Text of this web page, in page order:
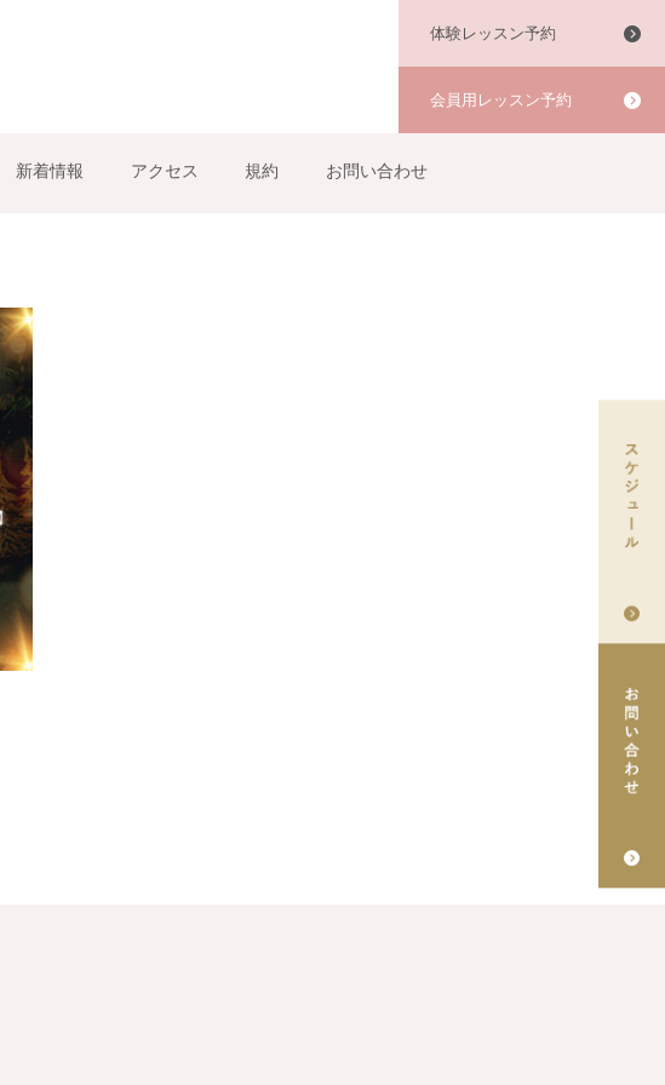
体験レッスン予約
会員用レッスン予約
新着情報 アクセス 規約 お問い合わせ